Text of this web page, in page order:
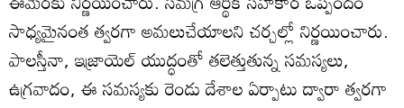
సాధ్యమైనంత త్వరగా అమలుచేయాలని చర్చల్లో నిర్ణయించారు.
పాలస్తీనా, ఇజ్రాయెల్‌ యుద్ధంతో తలెత్తుతున్న సమస్యలు,
ఉగ్రవాదం, ఈ సమస్యకు రెండు దేశాల ఏర్పాటు ద్వారా త్వరగా